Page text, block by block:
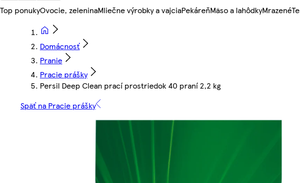
Top ponukyOvocie, zeleninaMliečne výrobky a vajciaPekáreňMäso a lahôdkyMrazené
Domácnosť
Pranie
Pracie prášky
Persil Deep Clean prací prostriedok 40 praní 2,2 kg
Späť na Pracie prášky